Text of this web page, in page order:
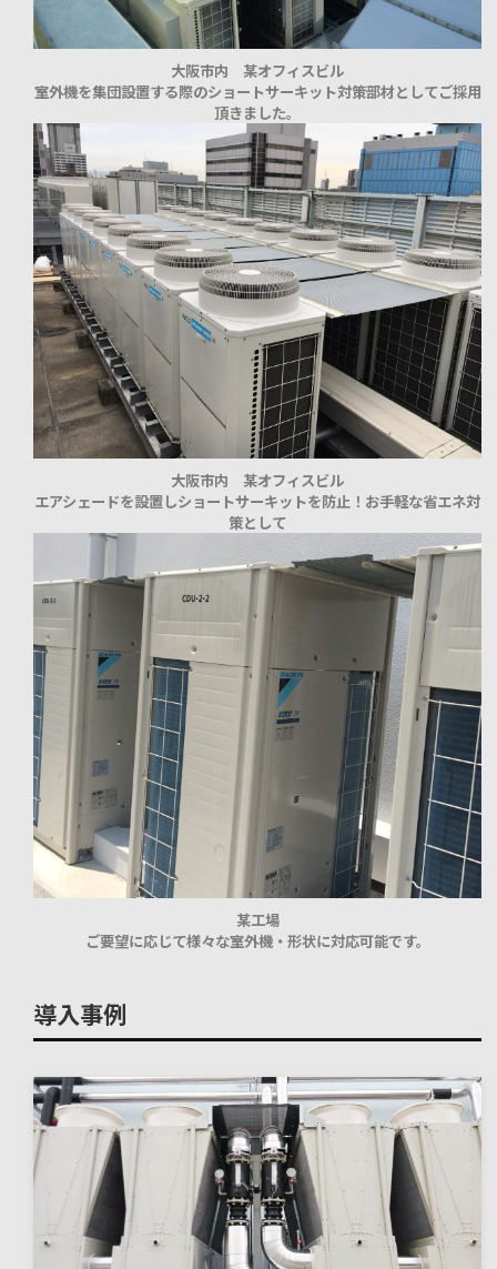
大阪市内 某オフィスビル
室外機を集団設置する際のショートサーキット対策部材としてご採用
頂きました。
大阪市内 某オフィスビル
エアシェードを設置しショートサーキットを防止！お手軽な省エネ対
策として
某工場
ご要望に応じて様々な室外機・形状に対応可能です。
導入事例